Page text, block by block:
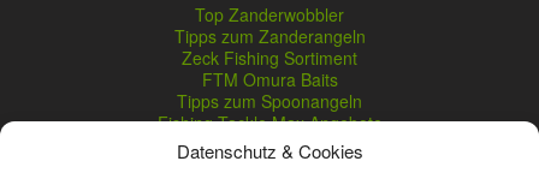
Datenschutz & Cookies
Top Zanderwobbler
Tipps zum Zanderangeln
Zeck Fishing Sortiment
FTM Omura Baits
Tipps zum Spoonangeln
Fishing Tackle Max Angebote
Seika Pro Produkte
Nightveit Zanderwobbler